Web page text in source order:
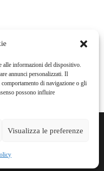
alle informazioni del dispositivo.
annunci personalizzati. Il
di navigazione o gli
possono influire
Visualizza le preferenze
,1